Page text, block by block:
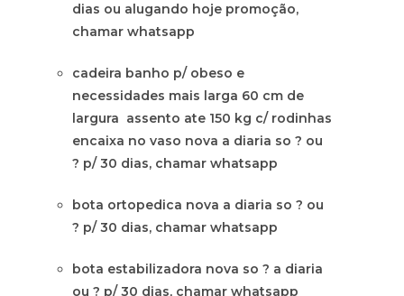
dias ou alugando hoje promoção,
chamar whatsapp
cadeira banho p/ obeso e
necessidades mais larga 60 cm de
largura assento ate 150 kg c/ rodinhas
encaixa no vaso nova a diaria so ? ou
? p/ 30 dias, chamar whatsapp
bota ortopedica nova a diaria so ? ou
? p/ 30 dias, chamar whatsapp
bota estabilizadora nova so ? a diaria
ou ? p/ 30 dias, chamar whatsapp